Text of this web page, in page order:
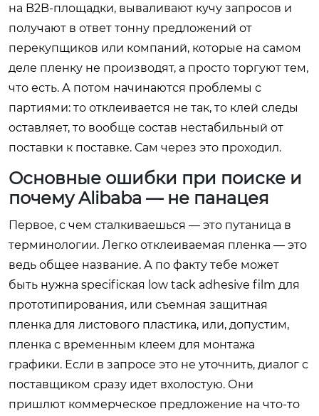
на B2B-площадки, вываливают кучу запросов и
получают в ответ тонну предложений от
перекупщиков или компаний, которые на самом
деле пленку не производят, а просто торгуют тем,
что есть. А потом начинаются проблемы с
партиями: то отклеивается не так, то клей следы
оставляет, то вообще состав нестабильный от
поставки к поставке. Сам через это проходил.
Основные ошибки при поиске и
почему Alibaba — не панацея
Первое, с чем сталкиваешься — это путаница в
терминологии. Легко отклеиваемая пленка — это
ведь общее название. А по факту тебе может
быть нужна specificкая low tack adhesive film для
прототипирования, или съемная защитная
пленка для листового пластика, или, допустим,
пленка с временным клеем для монтажа
графики. Если в запросе это не уточнить, диалог с
поставщиком сразу идет вхолостую. Они
пришлют коммерческое предложение на что-то